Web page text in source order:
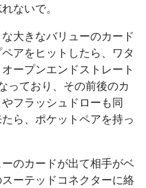
ないで。
大きなバリューのカード
アをヒットしたら、ワタ
ープンエンドストレート
っており、その前後のカ
フラッシュドローも同
ら、ポケットペアを持っ
のカードが出て相手がベ
ーテッドコネクターに絡